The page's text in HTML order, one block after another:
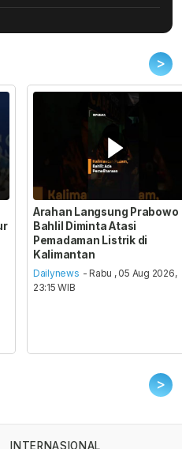
>
Arahan Langsung Prabowo
Bahlil Diminta Atasi
Pemadaman Listrik di
Kalimantan
Dailynews - Rabu , 05 Aug 2026,
23:15 WIB
>
INTERNASIONAL